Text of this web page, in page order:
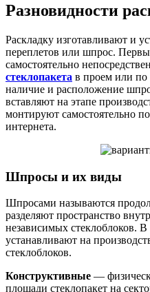
Разновидности
Раскладку изготавливают и
переплетов или шпрос.
самостоятельно
стеклопакета в проем или
наличие и расположение
вставляют на этапе
монтируют самостоятельно
интернета.
Шпросы и их виды
Шпросами называются
разделяют пространство
независимых стеклоблоков.
устанавливают на
стеклоблоков.
Конструктивные —
площади стеклопакет на